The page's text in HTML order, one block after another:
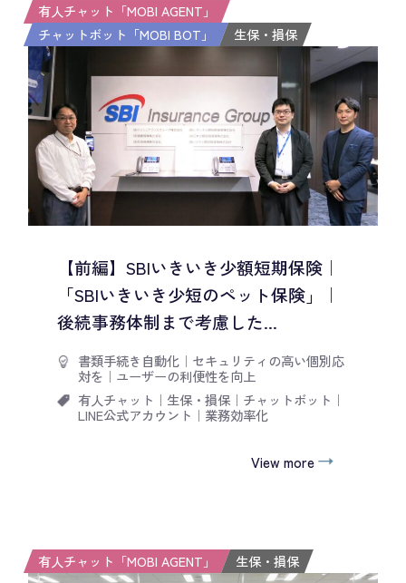
有人チャット「MOBI AGENT」
チャットボット「MOBI BOT」
生保・損保
【前編】SBIいきいき少額短期保険｜
「SBIいきいき少短のペット保険」｜
後続事務体制まで考慮した...
書類手続き自動化｜ セキュリティの高い個別応
対を ｜ ユーザーの利便性を向上
有人チャット ｜ 生保・損保｜ チャットボット ｜
LINE公式アカウント ｜ 業務効率化
View more
有人チャット「MOBI AGENT」 生保・損保